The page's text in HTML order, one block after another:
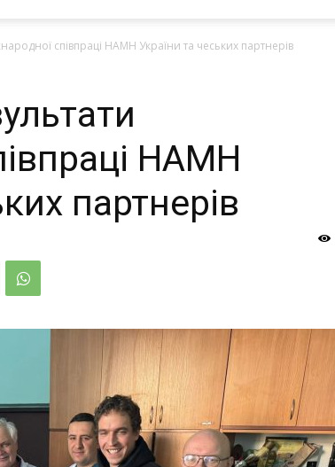
співпраці НАМН України та чеських партнерів
НАМН
партнерів